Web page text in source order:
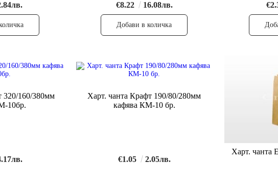
€8.22
16.08лв.
10бр.
Харт. чанта Крафт 190/80/280мм
кафява КМ-10 бр.
€1.05 2.05лв.
Харт. чанта